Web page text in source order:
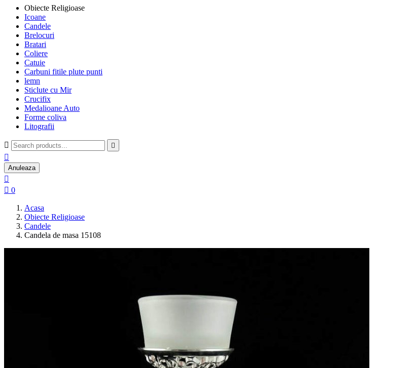
Obiecte Religioase
Icoane
Candele
Brelocuri
Bratari
Coliere
Catuie
Carbuni fitile plute punti
lemn
Sticlute cu Mir
Crucifix
Medalioane Auto
Forme coliva
Litografii
 

Anuleaza

 0
Acasa
Obiecte Religioase
Candele
Candela de masa 15108